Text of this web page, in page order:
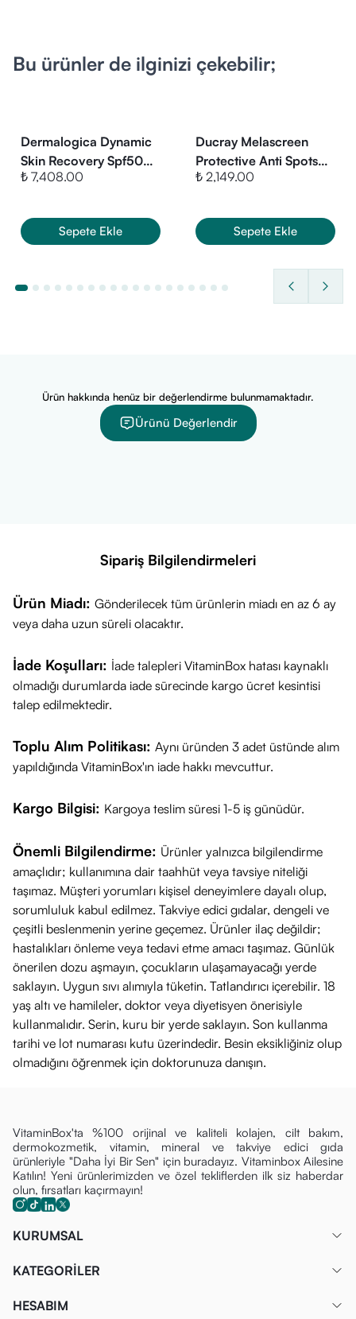
Bu ürünler de ilginizi çekebilir;
Dermalogica Dynamic
Skin Recovery Spf50
50ml
₺ 7,408.00
Sepete Ekle
Ducray Melascreen
Protective Anti Spots
Fluid Spf 50+ 50 ml
₺ 2,149.00
Sepete Ekle
Ürün hakkında henüz bir değerlendirme bulunmamaktadır.
Ürünü Değerlendir
Sipariş Bilgilendirmeleri
Ürün Miadı: Gönderilecek tüm ürünlerin miadı en az 6 ay
veya daha uzun süreli olacaktır.
İade Koşulları: İade talepleri VitaminBox hatası kaynaklı
olmadığı durumlarda iade sürecinde kargo ücret kesintisi
talep edilmektedir.
Toplu Alım Politikası: Aynı üründen 3 adet üstünde alım
yapıldığında VitaminBox'ın iade hakkı mevcuttur.
Kargo Bilgisi: Kargoya teslim süresi 1-5 iş günüdür.
Önemli Bilgilendirme: Ürünler yalnızca bilgilendirme
amaçlıdır; kullanımına dair taahhüt veya tavsiye niteliği
taşımaz. Müşteri yorumları kişisel deneyimlere dayalı olup,
sorumluluk kabul edilmez. Takviye edici gıdalar, dengeli ve
çeşitli beslenmenin yerine geçemez. Ürünler ilaç değildir;
hastalıkları önleme veya tedavi etme amacı taşımaz. Günlük
önerilen dozu aşmayın, çocukların ulaşamayacağı yerde
saklayın. Uygun sıvı alımıyla tüketin. Tatlandırıcı içerebilir. 18
yaş altı ve hamileler, doktor veya diyetisyen önerisiyle
kullanmalıdır. Serin, kuru bir yerde saklayın. Son kullanma
tarihi ve lot numarası kutu üzerindedir. Besin eksikliğiniz olup
olmadığını öğrenmek için doktorunuza danışın.
VitaminBox'ta %100 orijinal ve kaliteli kolajen, cilt bakım,
dermokozmetik, vitamin, mineral ve takviye edici gıda
ürünleriyle "Daha İyi Bir Sen" için buradayız. Vitaminbox Ailesine
Katılın! Yeni ürünlerimizden ve özel tekliflerden ilk siz haberdar
olun, fırsatları kaçırmayın!
KURUMSAL
KATEGORİLER
HESABIM